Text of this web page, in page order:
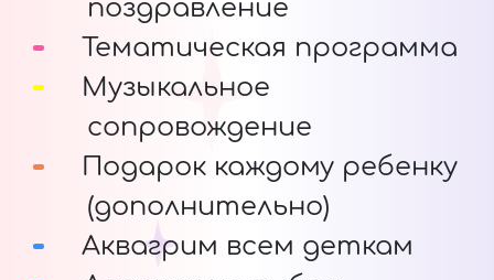
поздравление
Тематическая программа
Музыкальное
сопровождение
Подарок каждому ребенку
(дополнительно)
Аквагрим всем деткам